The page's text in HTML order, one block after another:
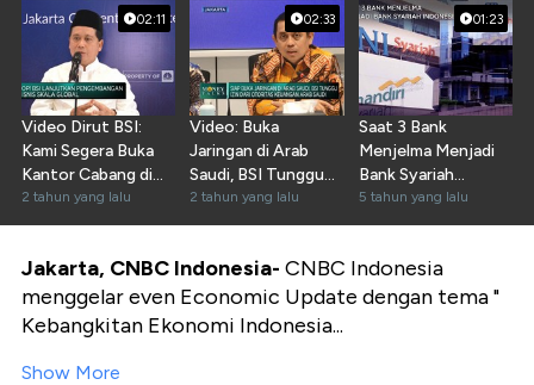
02:11
Video Dirut BSI:
Kami Segera Buka
Kantor Cabang di
Jeddah
2 tahun yang lalu
02:33
Video: Buka
Jaringan di Arab
Saudi, BSI Tunggu
Izin Otoritas
Keuangan
2 tahun yang lalu
01:23
Saat 3 Bank
Menjelma Menjadi
Bank Syariah
Indonesia
5 tahun yang lalu
Jakarta, CNBC Indonesia- CNBC Indonesia
menggelar even Economic Update dengan tema "
Kebangkitan Ekonomi Indonesia...
Show More